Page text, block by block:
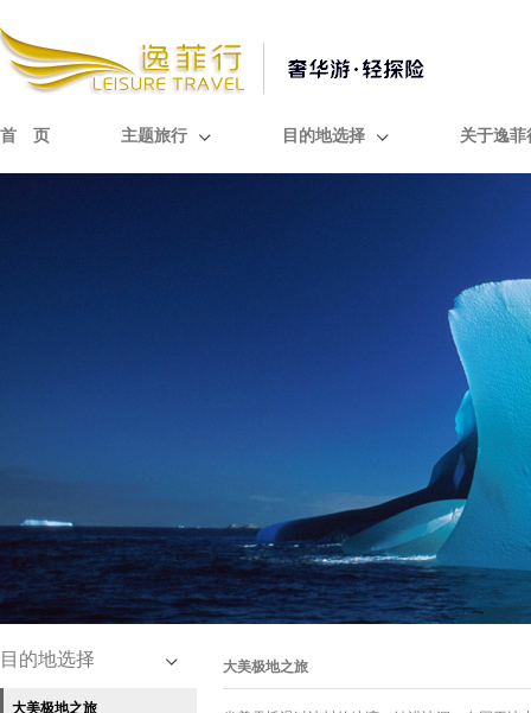
首 页 主题旅行 目的地选择 关于逸菲
目的地选择
大美极地之旅
大美极地之旅